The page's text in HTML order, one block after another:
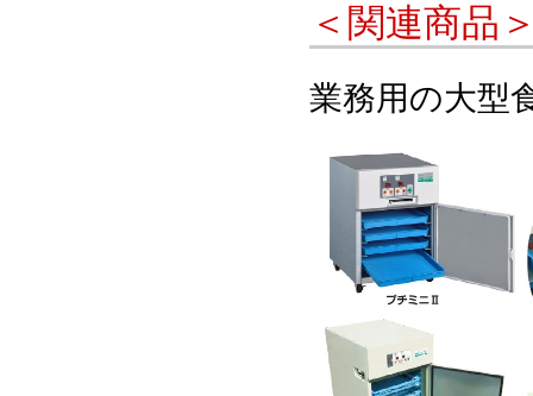
＜関連商品
業務用の大型